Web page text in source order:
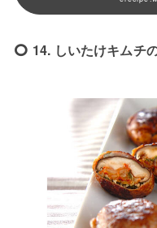
14. しいたけキムチ